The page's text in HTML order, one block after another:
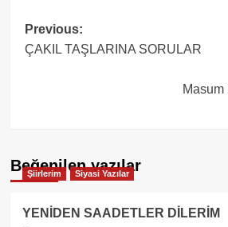
Post
navigation
Previous:
ÇAKIL TAŞLARINA SORULAR
Beğenilen yazılar
Şiirlerim Siyasi Yazılar
YENİDEN SAADETLER DİLERİM